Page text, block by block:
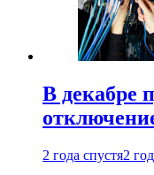
В декабре
2 года спустя2